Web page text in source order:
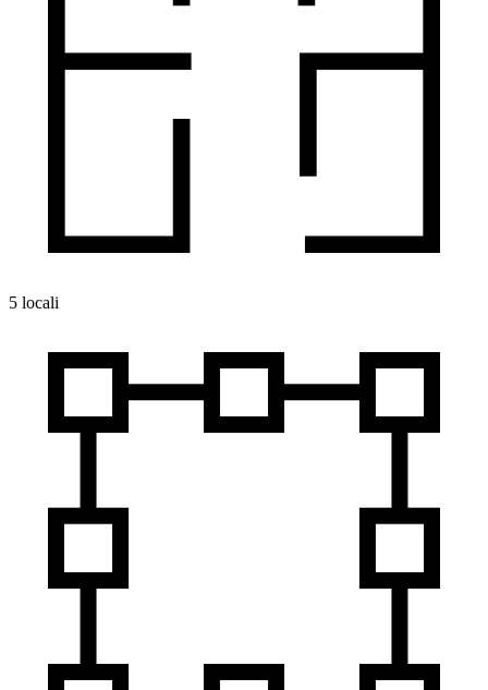
5 locali